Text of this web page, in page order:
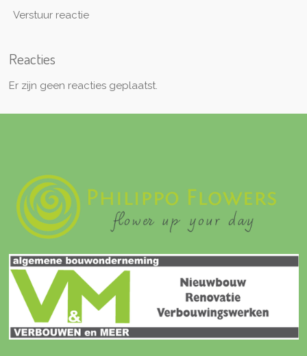
Verstuur reactie
Reacties
Er zijn geen reacties geplaatst.